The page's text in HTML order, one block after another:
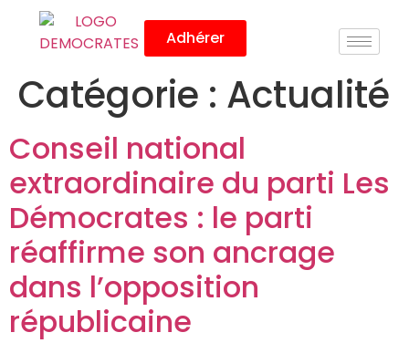
Adhérer
Catégorie : Actualité
Conseil national
extraordinaire du parti Les
Démocrates : le parti
réaffirme son ancrage
dans l’opposition
républicaine